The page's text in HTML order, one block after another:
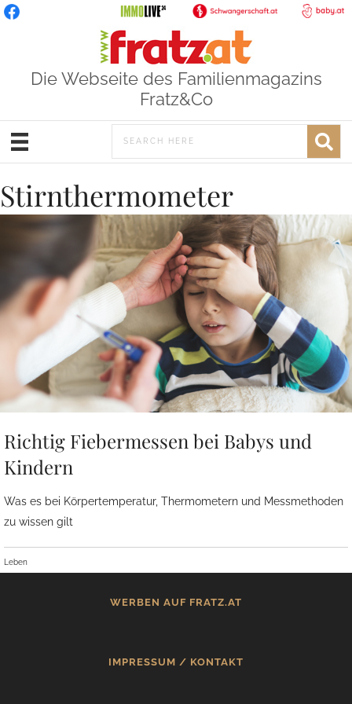
Die Webseite des Familienmagazins
Fratz&Co
Stirnthermometer
Richtig Fiebermessen bei Babys und
Kindern
Was es bei Körpertemperatur, Thermometern und Messmethoden
zu wissen gilt
Leben
WERBEN AUF FRATZ.AT
IMPRESSUM / KONTAKT